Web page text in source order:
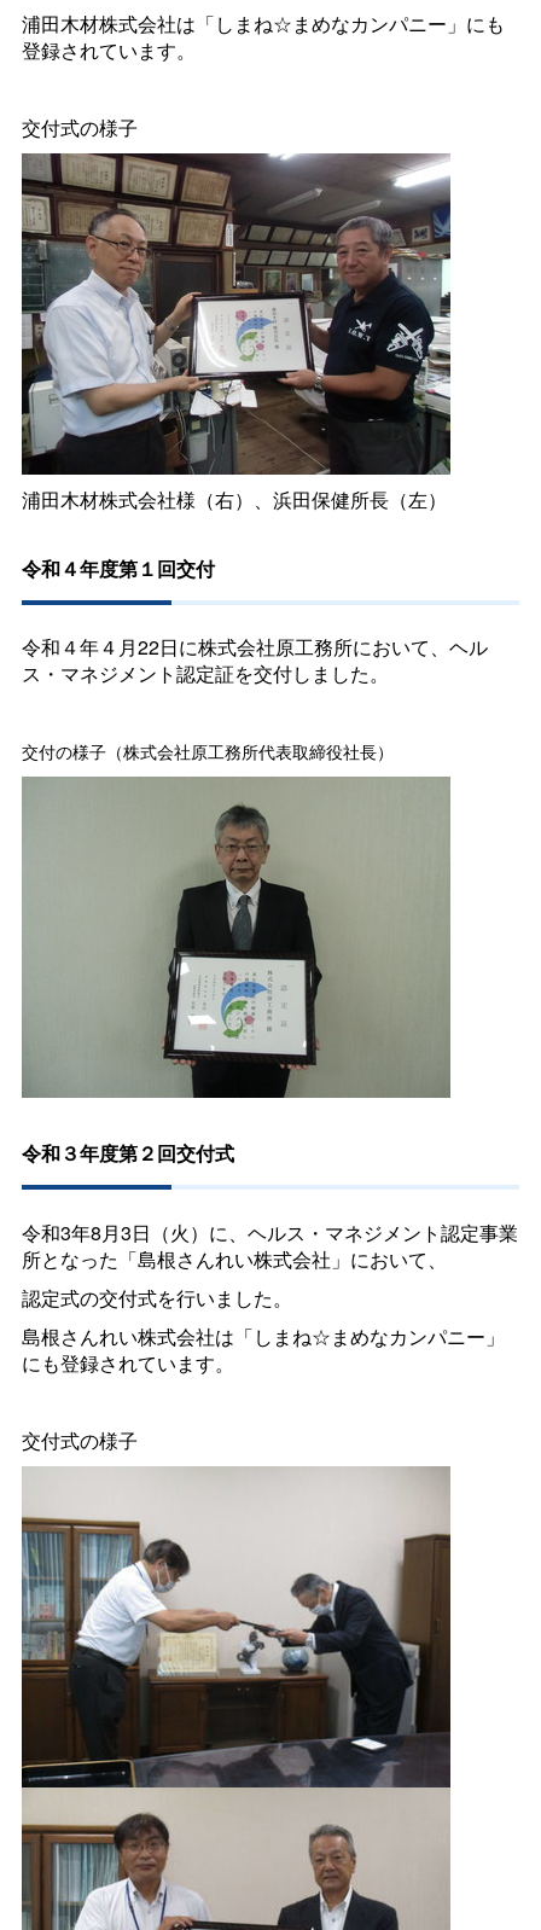
浦田木材株式会社は「しまね☆まめなカンパニー」にも
登録されています。
交付式の様子
浦田木材株式会社様（右）、浜田保健所長（左）
令和４年度第１回交付
令和４年４月22日に株式会社原工務所において、ヘル
ス・マネジメント認定証を交付しました。
交付の様子（株式会社原工務所代表取締役社長）
令和３年度第２回交付式
令和3年8月3日（火）に、ヘルス・マネジメント認定事業
所となった「島根さんれい株式会社」において、
認定式の交付式を行いました。
島根さんれい株式会社は「しまね☆まめなカンパニー」
にも登録されています。
交付式の様子